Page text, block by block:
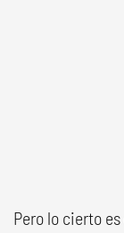
Pero lo cierto